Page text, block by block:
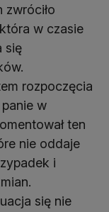
zwróciło
w czasie
się
rozpoczęcia
w
ten
nie oddaje
i
się nie